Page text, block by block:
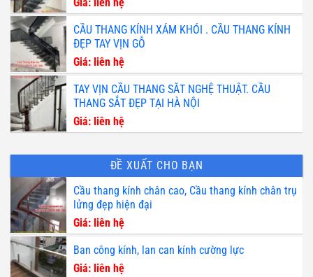
CẦU THANG KÍNH XÁM KHÓI . CẦU THANG KÍNH
ĐẸP TAY VỊN GỖ
Giá: liên hệ
TAY VỊN CẦU THANG SẮT NGHỆ THUẬT. CẦU
THANG SẮT ĐẸP TẠI HÀ NỘI
Giá: liên hệ
ĐỀ XUẤT CHO BẠN
Cầu thang kính chân cao, Cầu thang kính chân trụ
lửng đẹp hiện đại
Giá: liên hệ
Ban công kính, lan can kính cường lực
Giá: liên hệ